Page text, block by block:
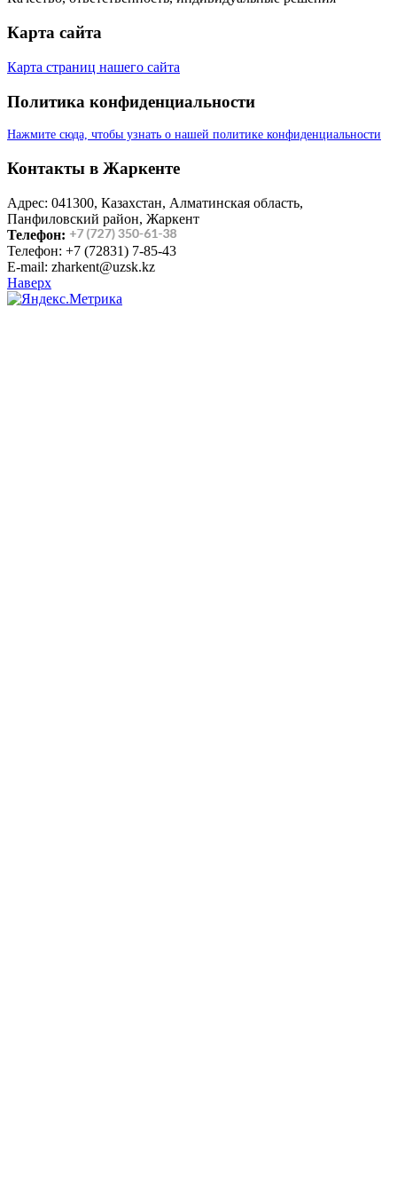
Карта сайта
Карта страниц нашего сайта
Политика конфиденциальности
Нажмите сюда, чтобы узнать о нашей политике конфиденциальности
Контакты в Жаркенте
Адрес: 041300, Казахстан, Алматинская область,
Панфиловский район, Жаркент
Телефон:
Телефон: +7 (72831) 7-85-43
E-mail: zharkent@uzsk.kz
Наверх